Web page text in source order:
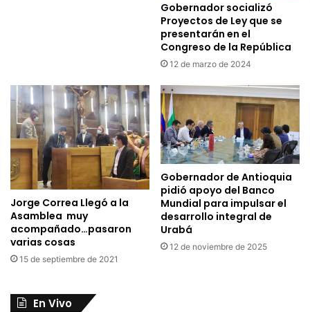
Gobernador socializó
Proyectos de Ley que se
presentarán en el
Congreso de la República
12 de marzo de 2024
Jorge Correa Llegó a la
Asamblea muy
acompañado…pasaron
varias cosas
15 de septiembre de 2021
Gobernador de Antioquia
pidió apoyo del Banco
Mundial para impulsar el
desarrollo integral de
Urabá
12 de noviembre de 2025
En Vivo